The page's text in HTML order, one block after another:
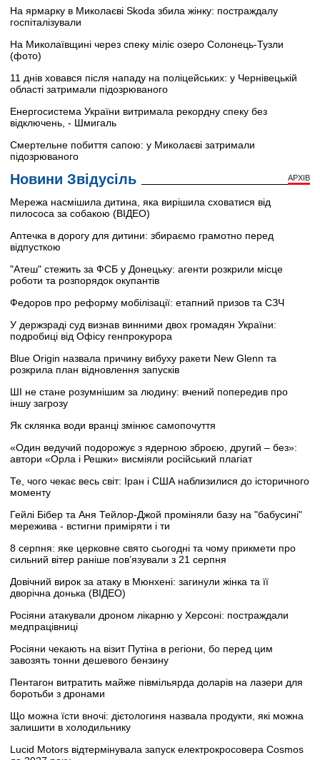
На ярмарку в Миколаєві Skoda збила жінку: постраждалу
госпіталізували
На Миколаївщині через спеку міліє озеро Солонець-Тузли
(фото)
11 днів ховався після нападу на поліцейських: у Чернівецькій
області затримали підозрюваного
Енергосистема України витримала рекордну спеку без
відключень, - Шмигаль
Смертельне побиття сапою: у Миколаєві затримали
підозрюваного
Новини Звідусіль АРХІВ
Мережа насмішила дитина, яка вирішила сховатися від
пилососа за собакою (ВІДЕО)
Аптечка в дорогу для дитини: збираємо грамотно перед
відпусткою
"Атеш" стежить за ФСБ у Донецьку: агенти розкрили місце
роботи та розпорядок окупантів
Федоров про реформу мобілізації: етапний призов та СЗЧ
У держзраді суд визнав винними двох громадян України:
подробиці від Офісу генпрокурора
Blue Origin назвала причину вибуху ракети New Glenn та
розкрила план відновлення запусків
ШІ не стане розумнішим за людину: вчений попередив про
іншу загрозу
Як склянка води вранці змінює самопочуття
«Один ведучий подорожує з ядерною зброєю, другий – без»:
автори «Орла і Решки» висміяли російський плагіат
Те, чого чекає весь світ: Іран і США наблизилися до історичного
моменту
Гейлі Бібер та Аня Тейлор-Джой проміняли базу на "бабусині"
мережива - встигни приміряти і ти
8 серпня: яке церковне свято сьогодні та чому прикмети про
сильний вітер раніше пов’язували з 21 серпня
Довічний вирок за атаку в Мюнхені: загинули жінка та її
дворічна донька (ВІДЕО)
Росіяни атакували дроном лікарню у Херсоні: постраждали
медпрацівниці
Росіяни чекають на візит Путіна в регіони, бо перед цим
завозять тонни дешевого бензину
Пентагон витратить майже півмільярда доларів на лазери для
боротьби з дронами
Що можна їсти вночі: дієтологиня назвала продукти, які можна
залишити в холодильнику
Lucid Motors відтермінувала запуск електрокросовера Cosmos